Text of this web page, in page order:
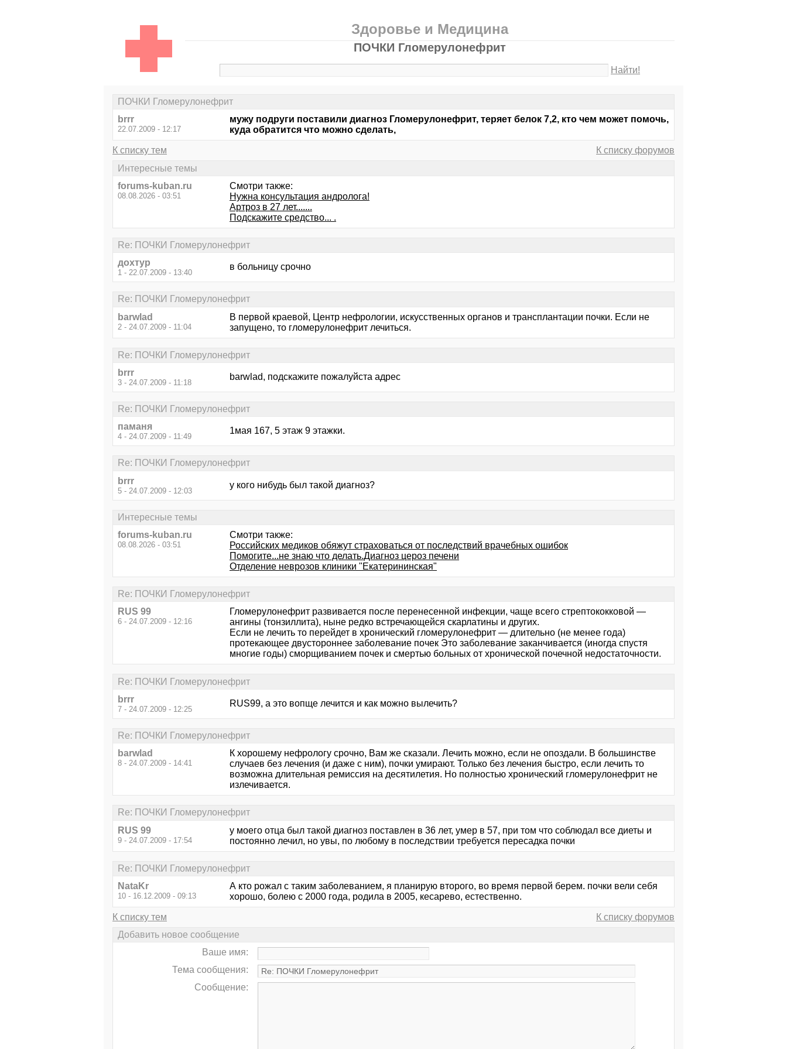
Здоровье и Медицина
ПОЧКИ Гломерулонефрит
Найти!
ПОЧКИ Гломерулонефрит
brrr
22.07.2009 - 12:17
мужу подруги поставили диагноз Гломерулонефрит, теряет белок 7,2, кто чем может помочь,
куда обратится что можно сделать,
К списку тем
К списку форумов
Интересные темы
forums-kuban.ru
08.08.2026 - 03:51
Смотри также:
Нужна консультация андролога!
Артроз в 27 лет.......
Подскажите средство... .
Re: ПОЧКИ Гломерулонефрит
дохтур
1 - 22.07.2009 - 13:40
в больницу срочно
Re: ПОЧКИ Гломерулонефрит
barwlad
2 - 24.07.2009 - 11:04
В первой краевой, Центр нефрологии, искусственных органов и трансплантации почки. Если не
запущено, то гломерулонефрит лечиться.
Re: ПОЧКИ Гломерулонефрит
brrr
3 - 24.07.2009 - 11:18
barwlad, подскажите пожалуйста адрес
Re: ПОЧКИ Гломерулонефрит
паманя
4 - 24.07.2009 - 11:49
1мая 167, 5 этаж 9 этажки.
Re: ПОЧКИ Гломерулонефрит
brrr
5 - 24.07.2009 - 12:03
у кого нибудь был такой диагноз?
Интересные темы
forums-kuban.ru
08.08.2026 - 03:51
Смотри также:
Российских медиков обяжут страховаться от последствий врачебных ошибок
Помогите...не знаю что делать.Диагноз цероз печени
Отделение неврозов клиники "Екатерининская"
Re: ПОЧКИ Гломерулонефрит
RUS 99
6 - 24.07.2009 - 12:16
Гломерулонефрит развивается после перенесенной инфекции, чаще всего стрептококковой —
ангины (тонзиллита), ныне редко встречающейся скарлатины и других.
Если не лечить то перейдет в хронический гломерулонефрит — длительно (не менее года)
протекающее двустороннее заболевание почек Это заболевание заканчивается (иногда спустя
многие годы) сморщиванием почек и смертью больных от хронической почечной недостаточности.
Re: ПОЧКИ Гломерулонефрит
brrr
7 - 24.07.2009 - 12:25
RUS99, а это вопще лечится и как можно вылечить?
Re: ПОЧКИ Гломерулонефрит
barwlad
8 - 24.07.2009 - 14:41
К хорошему нефрологу срочно, Вам же сказали. Лечить можно, если не опоздали. В большинстве
случаев без лечения (и даже с ним), почки умирают. Только без лечения быстро, если лечить то
возможна длительная ремиссия на десятилетия. Но полностью хронический гломерулонефрит не
излечивается.
Re: ПОЧКИ Гломерулонефрит
RUS 99
9 - 24.07.2009 - 17:54
у моего отца был такой диагноз поставлен в 36 лет, умер в 57, при том что соблюдал все диеты и
постоянно лечил, но увы, по любому в последствии требуется пересадка почки
Re: ПОЧКИ Гломерулонефрит
NataKr
10 - 16.12.2009 - 09:13
А кто рожал с таким заболеванием, я планирую второго, во время первой берем. почки вели себя
хорошо, болею с 2000 года, родила в 2005, кесарево, естественно.
К списку тем
К списку форумов
Добавить новое сообщение
Ваше имя:
Тема сообщения:
Сообщение: